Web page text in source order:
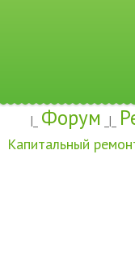
|_ Форум _|_
Капитальный